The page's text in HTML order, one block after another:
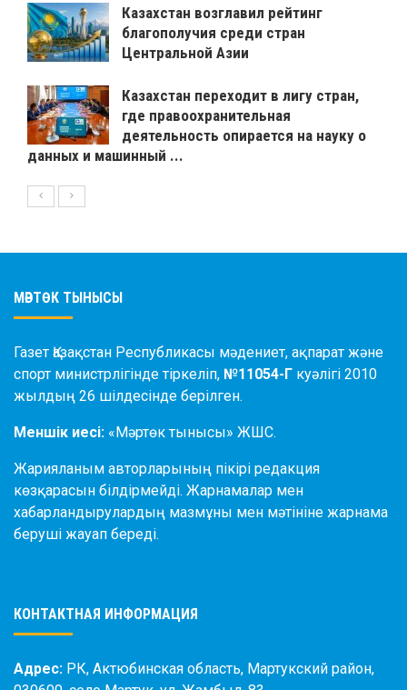
Казахстан возглавил рейтинг
благополучия среди стран
Центральной Азии
Казахстан переходит в лигу стран,
где правоохранительная
деятельность опирается на науку о
данных и машинный ...
МӘРТӨК ТЫНЫСЫ
Газет Қазақстан Республикасы мәдениет, ақпарат және
спорт министрлігінде тіркеліп, №11054-Г куәлігі 2010
жылдың 26 шілдесінде берілген.
Меншік иесі: «Мәртөк тынысы» ЖШС.
Жарияланым авторларының пікірі редакция
көзқарасын білдірмейді. Жарнамалар мен
хабарландырулардың мазмұны мен мәтініне жарнама
беруші жауап береді.
КОНТАКТНАЯ ИНФОРМАЦИЯ
Адрес: РК, Актюбинская область, Мартукский район,